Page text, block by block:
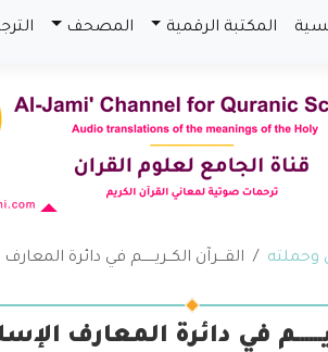
المكتبة الرقمية المصحف
وحملته القـــرآن الكــريــــــم في دائرة
في دائرة المعارف